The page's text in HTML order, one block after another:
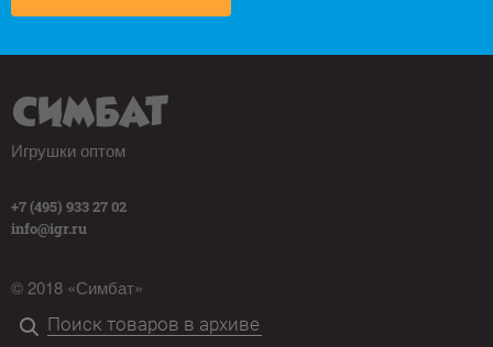
Игрушки оптом
+7 (495) 933 27 02
info@igr.ru
© 2018 «Симбат»